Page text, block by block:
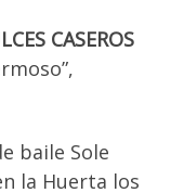
CASEROS
baile Sole
la Huerta los